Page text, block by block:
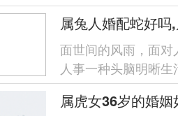
择生肖配对在领域，
属兔人婚配蛇好
面世间的风雨，面
人事一种头脑明晰
歧、家庭等5个在领
属虎女36岁的婚